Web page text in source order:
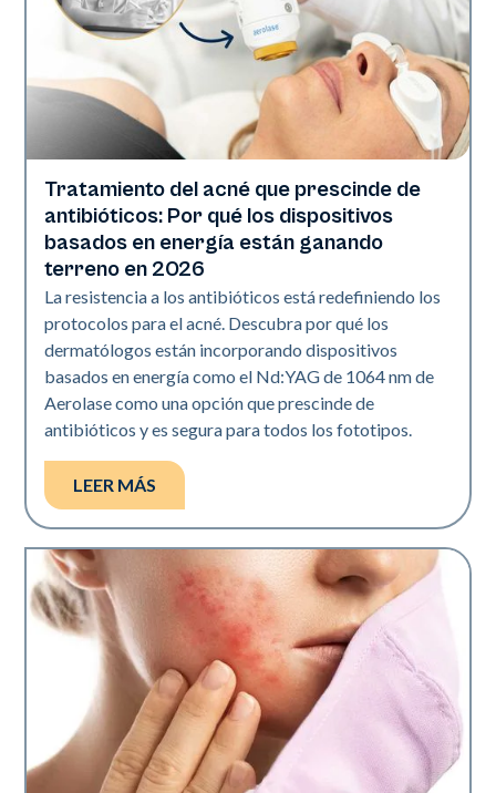
Salud de la piel
Tratamiento del acné que prescinde de
antibióticos: Por qué los dispositivos
basados en energía están ganando
terreno en 2026
La resistencia a los antibióticos está redefiniendo los
protocolos para el acné. Descubra por qué los
dermatólogos están incorporando dispositivos
basados en energía como el Nd:YAG de 1064 nm de
Aerolase como una opción que prescinde de
antibióticos y es segura para todos los fototipos.
LEER MÁS